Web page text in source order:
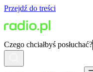
Przejdź do treści
Czego chciałbyś posłuchać?